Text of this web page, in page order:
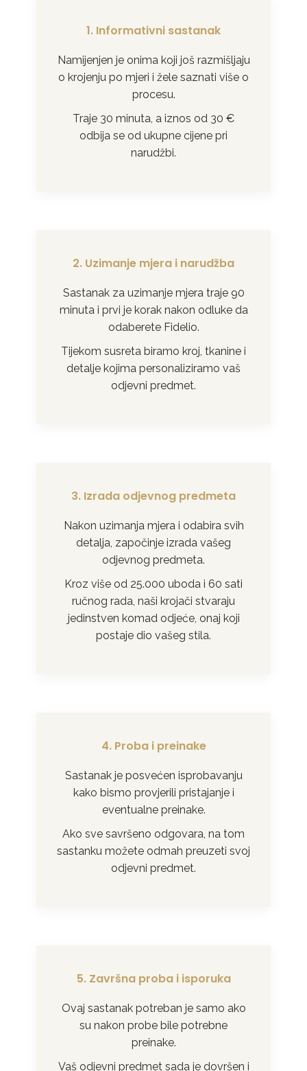
1. Informativni sastanak
Namijenjen je onima koji još razmišljaju
o krojenju po mjeri i žele saznati više o
procesu.
Traje 30 minuta, a iznos od 30 €
odbija se od ukupne cijene pri
narudžbi.
2. Uzimanje mjera i narudžba
Sastanak za uzimanje mjera traje 90
minuta i prvi je korak nakon odluke da
odaberete Fidelio.
Tijekom susreta biramo kroj, tkanine i
detalje kojima personaliziramo vaš
odjevni predmet.
3. Izrada odjevnog predmeta
Nakon uzimanja mjera i odabira svih
detalja, započinje izrada vašeg
odjevnog predmeta.
Kroz više od 25.000 uboda i 60 sati
ručnog rada, naši krojači stvaraju
jedinstven komad odjeće, onaj koji
postaje dio vašeg stila.
4. Proba i preinake
Sastanak je posvećen isprobavanju
kako bismo provjerili pristajanje i
eventualne preinake.
Ako sve savršeno odgovara, na tom
sastanku možete odmah preuzeti svoj
odjevni predmet.
5. Završna proba i isporuka
Ovaj sastanak potreban je samo ako
su nakon probe bile potrebne
preinake.
Vaš odjevni predmet sada je dovršen i